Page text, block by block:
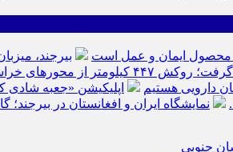
محصول ایمان و عمل است بیرجند،
از محورهای خراسان جنوبی
دارویی هستیم
اپلیکیشن «جعبه
نمایشگاه ایران و افغانستان در بیرجند؛
جنوبی